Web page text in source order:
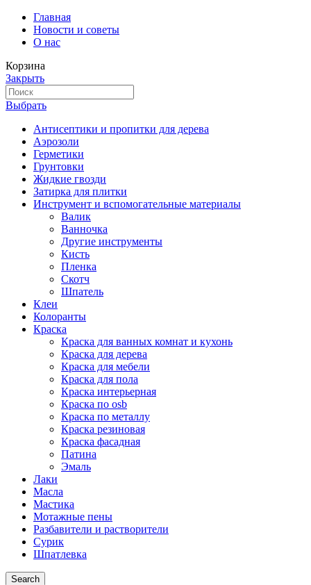
Главная
Новости и советы
О нас
Корзина
Закрыть
Выбрать
Антисептики и пропитки для дерева
Аэрозоли
Герметики
Грунтовки
Жидкие гвозди
Затирка для плитки
Инструмент и вспомогательные материалы
Валик
Ванночка
Другие инструменты
Кисть
Пленка
Скотч
Шпатель
Клеи
Колоранты
Краска
Краска для ванных комнат и кухонь
Краска для дерева
Краска для мебели
Краска для пола
Краска интерьерная
Краска по osb
Краска по металлу
Краска резиновая
Краска фасадная
Патина
Эмаль
Лаки
Масла
Мастика
Мотажные пены
Разбавители и растворители
Сурик
Шпатлевка
Search